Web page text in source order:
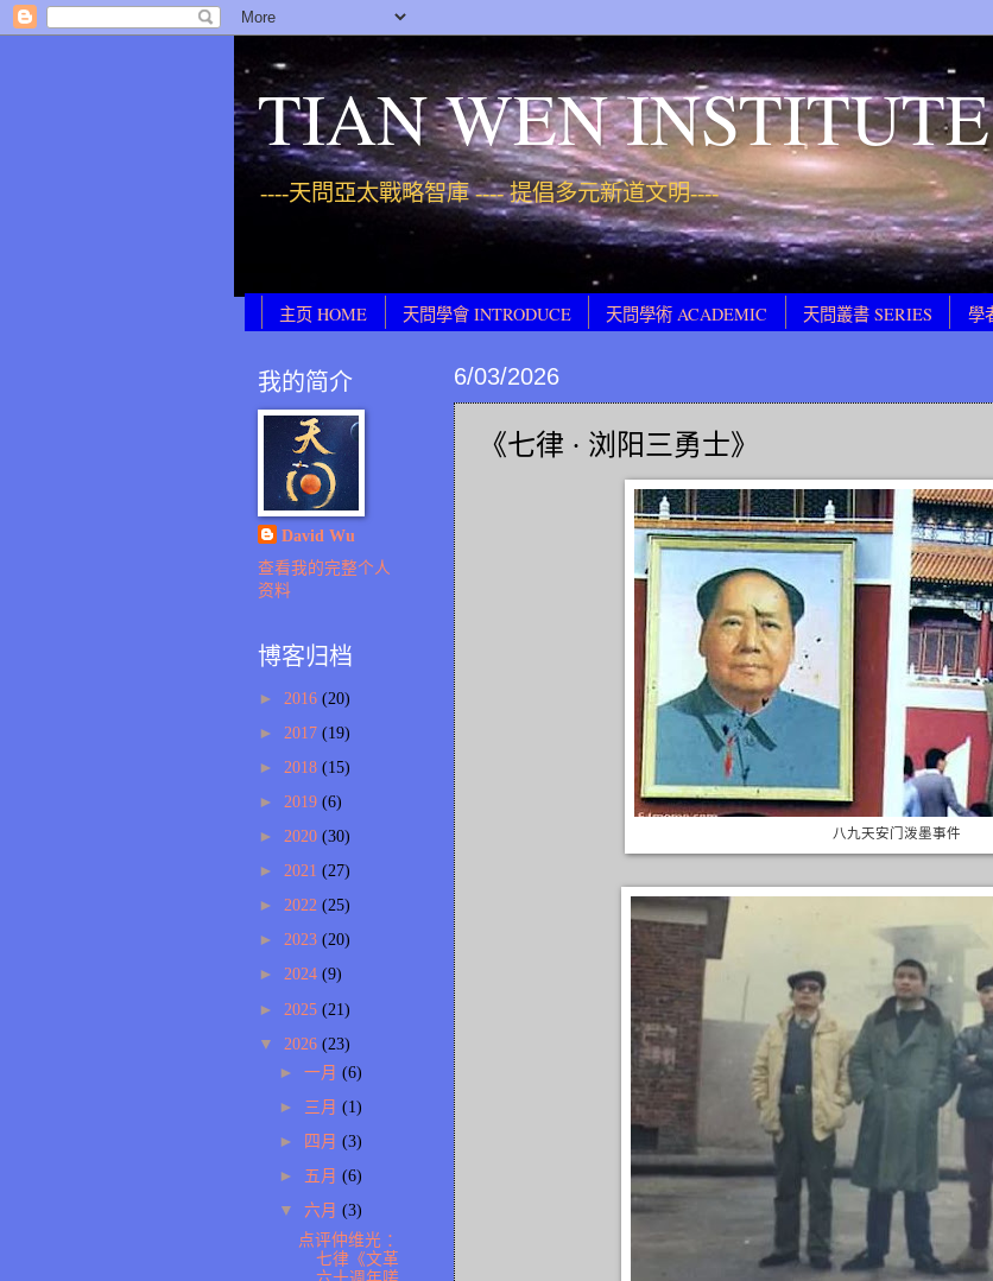
TIAN WEN
----天問亞太戰略智庫 ---- 提倡多元新道文明----
主页 HOME 天問學會 INTRODUCE 天問學術 ACADEMIC 天問叢書 SERIES 學
6/03/2026
《七律 · 浏阳三勇士》
八九天安门泼墨事件
我的简介
David Wu
查看我的完整个人
资料
博客归档
► 2016 (20)
► 2017 (19)
► 2018 (15)
► 2019 (6)
► 2020 (30)
► 2021 (27)
► 2022 (25)
► 2023 (20)
► 2024 (9)
► 2025 (21)
▼ 2026 (23)
► 一月 (6)
► 三月 (1)
►
四月 (3)
► 五月 (6)
▼ 六月 (3)
点评仲维光 ：
七律《文革